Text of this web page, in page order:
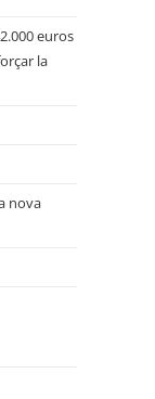
euros
la
nova